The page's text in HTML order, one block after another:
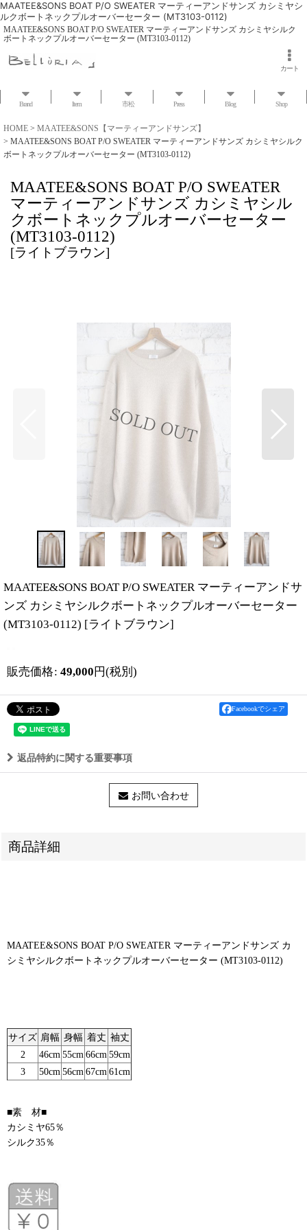
MAATEE&SONS BOAT P/O SWEATER マーティーアンドサンズ カシミヤシ
ルクボートネックプルオーバーセーター (MT3103-0112)
MAATEE&SONS BOAT P/O SWEATER マーティーアンドサンズ カシミヤシルク
ボートネックプルオーバーセーター (MT3103-0112)
カート
Brand Item 市松 Press Blog Shop
HOME > MAATEE&SONS【マーティーアンドサンズ】
> MAATEE&SONS BOAT P/O SWEATER マーティーアンドサンズ カシミヤシルク
ボートネックプルオーバーセーター (MT3103-0112)
MAATEE&SONS BOAT P/O SWEATER
マーティーアンドサンズ カシミヤシル
クボートネックプルオーバーセーター
(MT3103-0112)
[ライトブラウン]
MAATEE&SONS BOAT P/O SWEATER マーティーアンドサ
ンズ カシミヤシルクボートネックプルオーバーセーター
(MT3103-0112) [ライトブラウン]
販売価格: 49,000 円(税別)
Facebookでシェア
返品特約に関する重要事項
お問い合わせ
商品詳細
MAATEE&SONS BOAT P/O SWEATER マーティーアンドサンズ カ
シミヤシルクボートネックプルオーバーセーター (MT3103-0112)
サイズ 肩幅 身幅 着丈 袖丈
2
46cm 55cm 66cm 59cm
3
50cm 56cm 67cm 61cm
■素 材■
カシミヤ65％
シルク35％